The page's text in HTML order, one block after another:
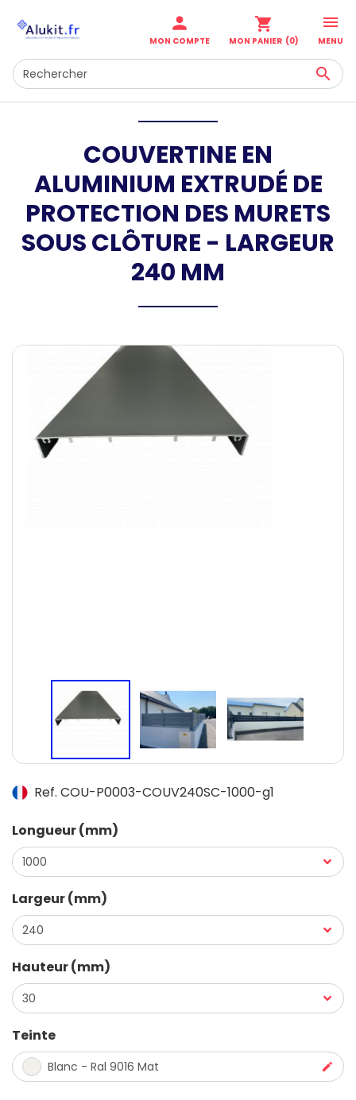
person
MON COMPTE
shopping_cart
MON PANIER (0)

MENU

COUVERTINE EN
ALUMINIUM EXTRUDÉ DE
PROTECTION DES MURETS
SOUS CLÔTURE - LARGEUR
240 MM
Ref. COU-P0003-COUV240SC-1000-g1
Longueur (mm)
Largeur (mm)
Hauteur (mm)
Teinte
Blanc - Ral 9016 Mat